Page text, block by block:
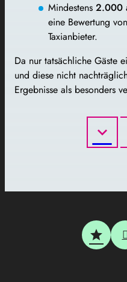
Mindestens 2.000
eine Bewertung von
Taxianbieter.
Da nur tatsächliche Gäste
und diese nicht
Ergebnisse als besonders